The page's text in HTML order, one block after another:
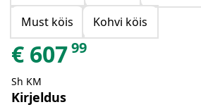
Must köis
Kohvi köis
€ 60799
Sh KM
Kirjeldus